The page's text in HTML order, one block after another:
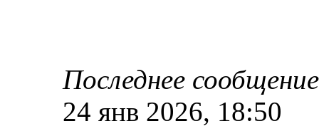
Последнее сообщение
24 янв 2026, 18:50